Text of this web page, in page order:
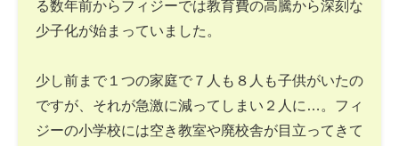
る数年前からフィジーでは教育費の高騰から深刻な
少子化が始まっていました。
少し前まで１つの家庭で７人も８人も子供がいたの
ですが、それが急激に減ってしまい２人に…。フィ
ジーの小学校には空き教室や廃校舎が目立ってきて